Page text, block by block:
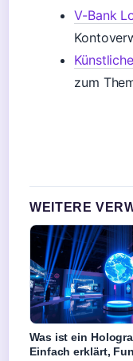
V-Bank
zum
WEITERE
Was ist ein
Einfach erklärt,